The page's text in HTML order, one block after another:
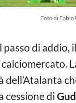
Foto di Fabio
passo di addio,
cessione di